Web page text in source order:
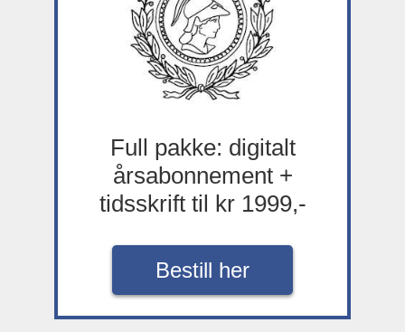
Full pakke: digitalt
årsabonnement +
tidsskrift til kr 1999,-
Bestill her